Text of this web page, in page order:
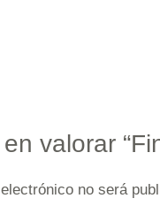
valorar
no será